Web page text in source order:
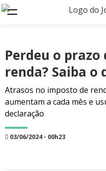
Perdeu o
renda? Saiba o
Atrasos no imposto de
aumentam a cada mês e
declaração
03/06/2024 - 00h23